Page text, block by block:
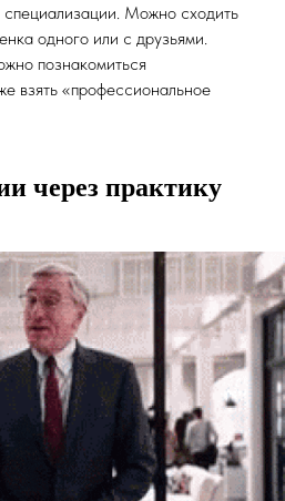
Можно сходить
одного или с друзьями.
познакомиться
взять «профессиональное
через практику